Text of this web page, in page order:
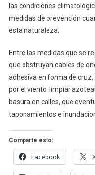
las condiciones
medidas de prevención
esta naturaleza.
Entre las medidas que se
que obstruyan cables de
adhesiva en forma de
por el viento, limpiar
basura en calles, que
taponamientos e
Comparte esto:
Facebook